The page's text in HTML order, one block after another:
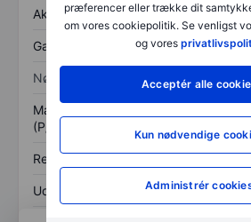
præferencer eller trække dit
om vores cookiepolitik. Se venligst
og vores
Acceptér alle
Kun nødvendige
Administrér
Aktiver i alt
Gæld
Nøgletal
Markedsværdi/omsætning
(P/S)
Resultat pr. aktie (EPS)
Udbytte pr. aktie